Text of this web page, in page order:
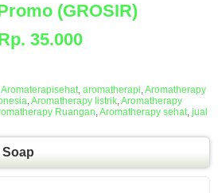
(GROSIR)
35.000
Aromaterapisehat, aromatherapi,Aromatherapy
,Aromatherapy listrik,Aromatherapy
Ruangan,Aromatherapy sehat, jual
Soap